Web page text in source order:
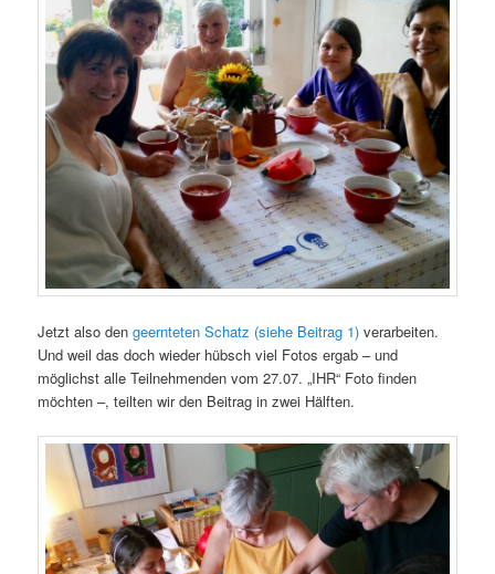
Jetzt also dengeernteten Schatz (siehe Beitrag 1) verarbeiten.
Und weil das doch wieder hübsch viel Fotos ergab – und
möglichst alle Teilnehmenden vom 27.07. „IHR“ Foto finden
möchten –, teilten wir den Beitrag in zwei Hälften.